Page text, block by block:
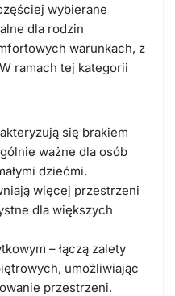
wybierane
dla rodzin
warunkach, z
ramach tej kategorii
się brakiem
ważne dla osób
dziećmi.
więcej przestrzeni
dla większych
– łączą zalety
umożliwiając
przestrzeni.